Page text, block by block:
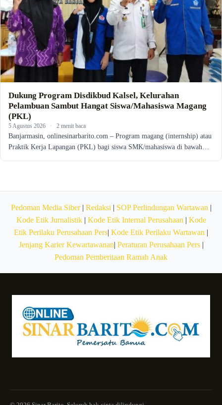
Dukung Program Disdikbud Kalsel, Kelurahan
Pelambuan Sambut Hangat Siswa/Mahasiswa Magang
(PKL)
5 Agustus 2026 · 2 menit baca
Banjarmasin, onlinesinarbarito.com – Program magang (internship) atau
Praktik Kerja Lapangan (PKL) bagi siswa SMK/mahasiswa di bawah…
Pedoman Media Siber| Redaksi | SOP Perlindungan Wartawan |
Kode Etik Jurnalistik| Kode Etik Internal Perusahaan | Kode
Etik Perilaku Perusahaan Pers| Kode Etik Perilaku Wartawan |
Jenjang Karier Kewartawanan| Peraturan Perusahaan Pers|
Pedoman Pemberitaan Ramah Anak